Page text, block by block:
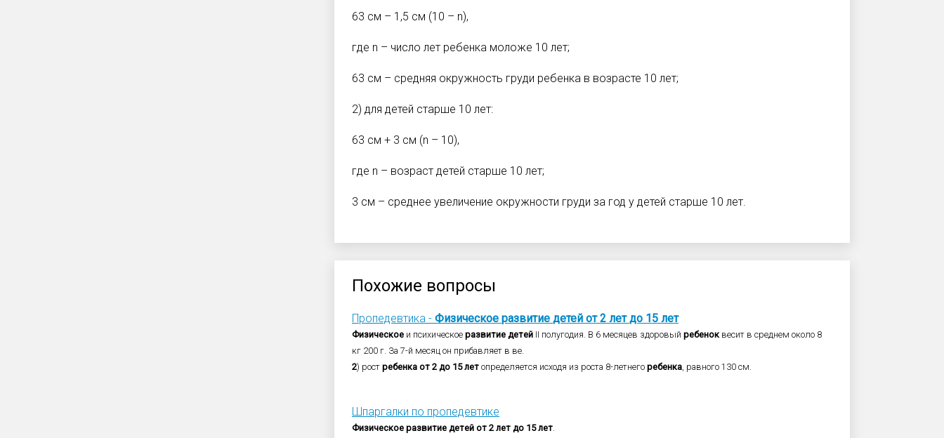
63 см – 1,5 см (10 – n),
где n – число лет ребенка моложе 10 лет;
63 см – средняя окружность груди ребенка в возрасте 10 лет;
2) для детей старше 10 лет:
63 см + 3 см (n – 10),
где n – возраст детей старше 10 лет;
3 см – среднее увеличение окружности груди за год у детей старше 10 лет.
Похожие вопросы
Пропедевтика - Физическое развитие детей от 2 лет до 15 лет
Физическое и психическое развитие детей II полугодия. В 6 месяцев здоровый ребеноквесит в среднем около 8
кг 200 г. За 7-й месяц он прибавляет в ве.
2) рост ребенка от 2 до 15 лет определяется исходя из роста 8-летнего ребенка, равного 130 см.
Шпаргалки по пропедевтике
Физическое развитие детей от 2 лет до 15 лет.